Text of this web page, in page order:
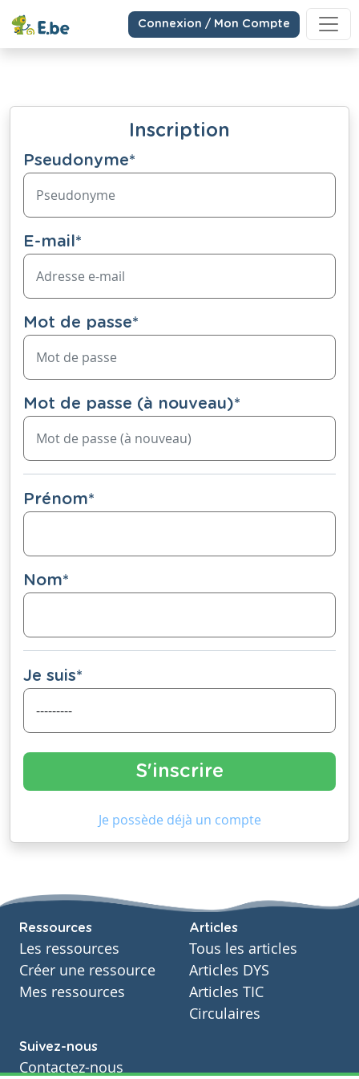
Connexion / Mon Compte
Inscription
Pseudonyme*
E-mail*
Mot de passe*
Mot de passe (à nouveau)*
Prénom*
Nom*
Je suis*
Je possède déjà un compte
Ressources
Les ressources
Créer une ressource
Mes ressources
Articles
Tous les articles
Articles DYS
Articles TIC
Circulaires
Suivez-nous
Contactez-nous